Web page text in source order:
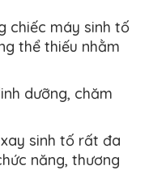
chiếc máy sinh tố
thể thiếu nhằm
dưỡng, chăm
sinh tố rất đa
năng, thương